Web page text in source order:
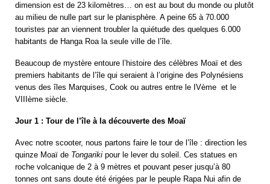
dimension est de 23 kilomètres… on est au bout du monde ou plutôt
au milieu de nulle part sur le planisphère. A peine 65 à 70.000
touristes par an viennent troubler la quiétude des quelques 6.000
habitants de Hanga Roa la seule ville de l’île.
Beaucoup de mystère entoure l’histoire des célèbres Moaï et des
premiers habitants de l’île qui seraient à l’origine des Polynésiens
venus des îles Marquises, Cook ou autres entre le IVème et le
VIIIème siècle.
Jour 1 : Tour de l’île à la découverte des Moaï
Avec notre scooter, nous partons faire le tour de l’île : direction les
quinze Moaï de Tongariki pour le lever du soleil. Ces statues en
roche volcanique de 2 à 9 mètres et pouvant peser jusqu’à 80
tonnes ont sans doute été érigées par le peuple Rapa Nui afin de